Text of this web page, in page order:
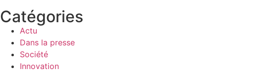
Catégories
Actu
Dans la presse
Société
Innovation